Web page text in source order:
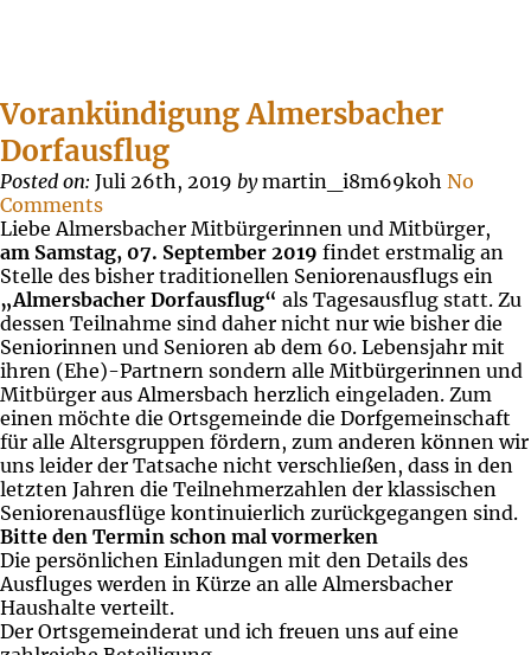
Vorankündigung Almersbacher
Dorfausflug
Posted on: Juli 26th, 2019 bymartin_i8m69koh No
Comments
Liebe Almersbacher Mitbürgerinnen und Mitbürger,
am Samstag, 07. September 2019 findet erstmalig an
Stelle des bisher traditionellen Seniorenausflugs ein
„Almersbacher Dorfausflug“ als Tagesausflug statt. Zu
dessen Teilnahme sind daher nicht nur wie bisher die
Seniorinnen und Senioren ab dem 60. Lebensjahr mit
ihren (Ehe)-Partnern sondern alle Mitbürgerinnen und
Mitbürger aus Almersbach herzlich eingeladen. Zum
einen möchte die Ortsgemeinde die Dorfgemeinschaft
für alle Altersgruppen fördern, zum anderen können wir
uns leider der Tatsache nicht verschließen, dass in den
letzten Jahren die Teilnehmerzahlen der klassischen
Seniorenausflüge kontinuierlich zurückgegangen sind.
Bitte den Termin schon mal vormerken
Die persönlichen Einladungen mit den Details des
Ausfluges werden in Kürze an alle Almersbacher
Haushalte verteilt.
Der Ortsgemeinderat und ich freuen uns auf eine